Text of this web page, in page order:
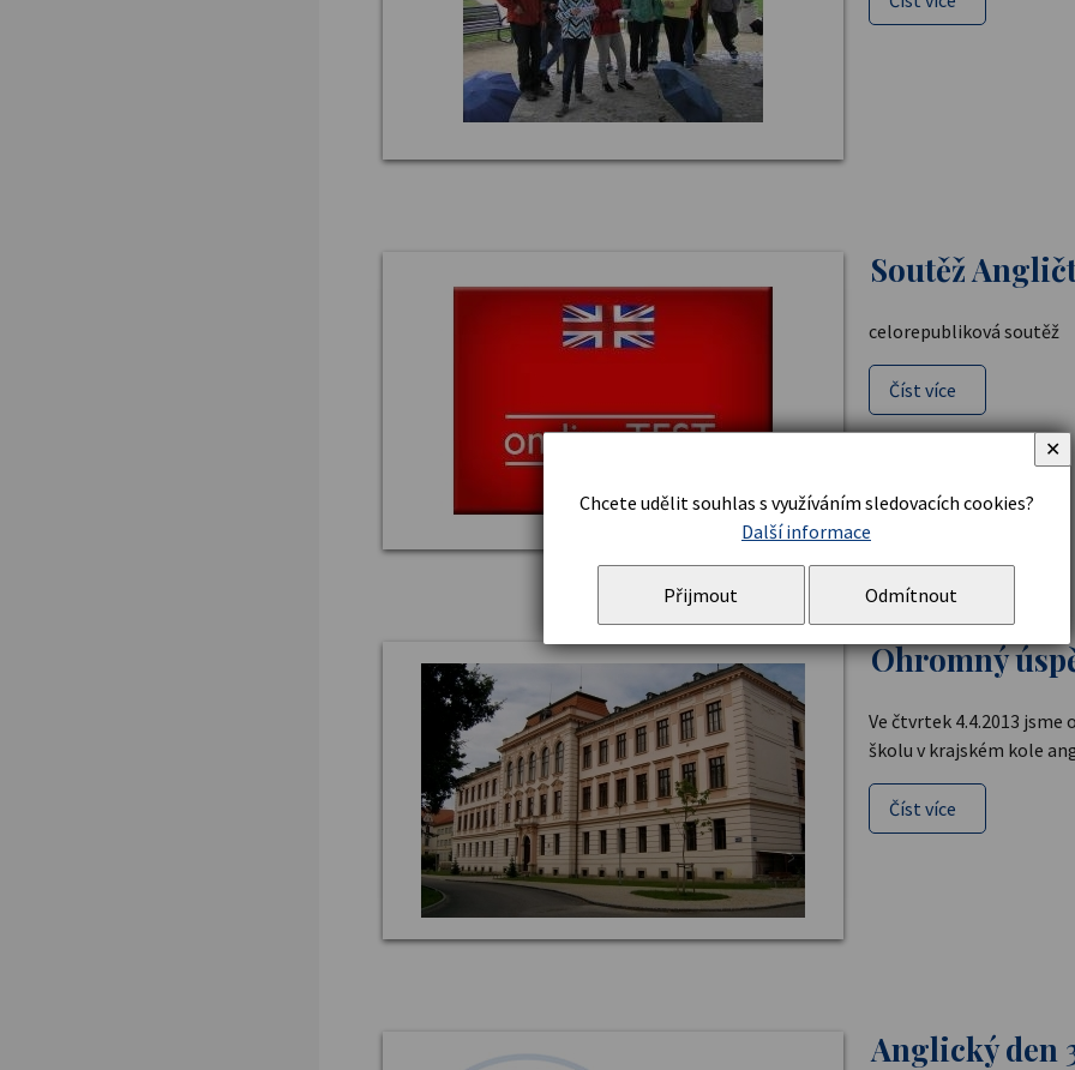
Soutěž
celorepubliková soutěž
Číst více
Ohromný
Ve čtvrtek 4.4.2013
školu v krajském kole
Číst více
Anglický den
Chcete udělit souhlas s využíváním sledovacích cookies?
Další informace
Přijmout Odmítnout
✕